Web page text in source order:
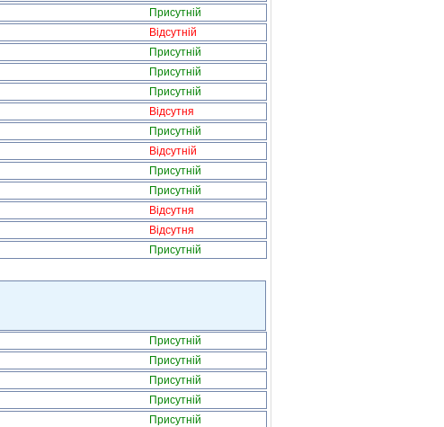
Присутній
Відсутній
Присутній
Присутній
Присутній
Відсутня
Присутній
Відсутній
Присутній
Присутній
Відсутня
Відсутня
Присутній
Присутній
Присутній
Присутній
Присутній
Присутній